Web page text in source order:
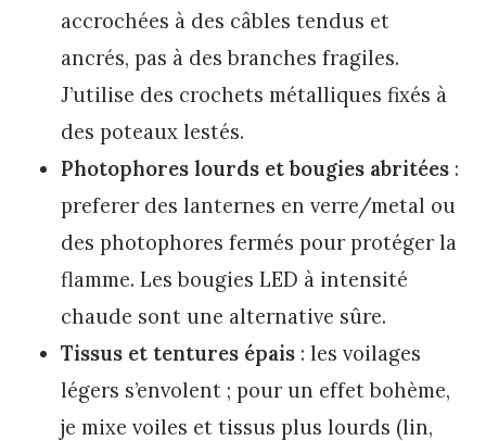
accrochées à des câbles tendus et
ancrés, pas à des branches fragiles.
J’utilise des crochets métalliques fixés à
des poteaux lestés.
Photophores lourds et bougies abritées :
preferer des lanternes en verre/metal ou
des photophores fermés pour protéger la
flamme. Les bougies LED à intensité
chaude sont une alternative sûre.
Tissus et tentures épais : les voilages
légers s’envolent ; pour un effet bohème,
je mixe voiles et tissus plus lourds (lin,